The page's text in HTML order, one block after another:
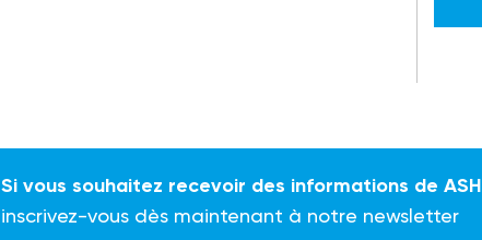
Si vous souhaitez recevoir des informations de ASH
inscrivez-vous dès maintenant à notre newsletter